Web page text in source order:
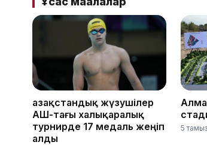
Қазақстандық жүзушілер
АҚШ-тағы халықаралық
турнирде 17 медаль жеңіп
алды
5